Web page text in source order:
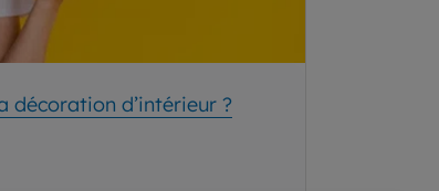
décoration d’intérieur ?